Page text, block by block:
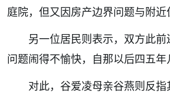
庭院，但又因房产边界问题与附近
另一位居民则表示，双方此
问题闹得不愉快，自那以后四五年
对此，谷爱凌母亲谷燕则反